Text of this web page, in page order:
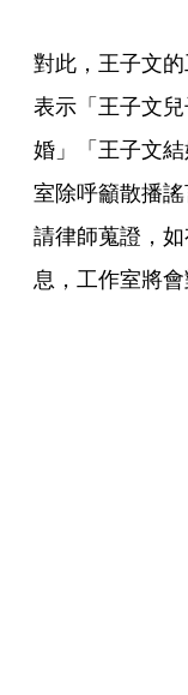
對此，王子文
表示「王子文
婚」「王子文
室除呼籲散播
請律師蒐證，
息，工作室將會